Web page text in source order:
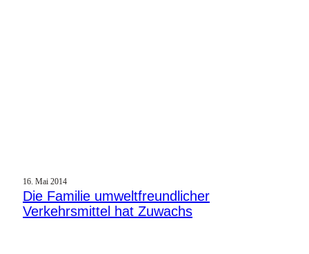
16. Mai 2014
Die Familie umweltfreundlicher
Verkehrsmittel hat Zuwachs